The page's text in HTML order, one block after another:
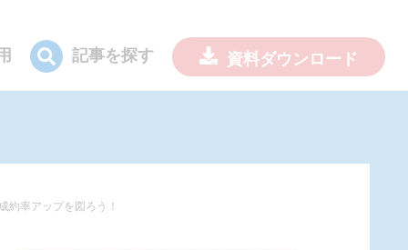
資料ダウンロード
記事を探す
率アップを図ろう！